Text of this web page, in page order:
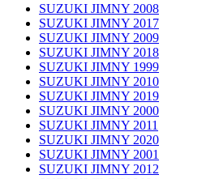
SUZUKI JIMNY 2008
SUZUKI JIMNY 2017
SUZUKI JIMNY 2009
SUZUKI JIMNY 2018
SUZUKI JIMNY 1999
SUZUKI JIMNY 2010
SUZUKI JIMNY 2019
SUZUKI JIMNY 2000
SUZUKI JIMNY 2011
SUZUKI JIMNY 2020
SUZUKI JIMNY 2001
SUZUKI JIMNY 2012